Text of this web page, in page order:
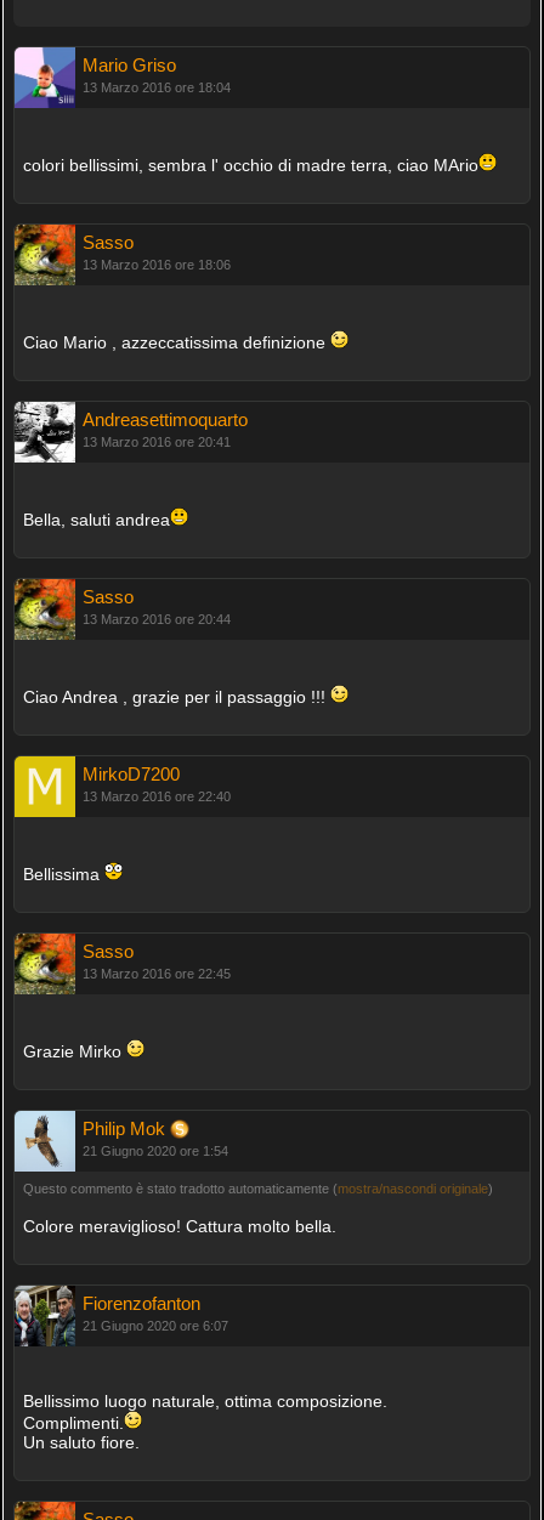
Mario Griso
13 Marzo 2016 ore 18:04
colori bellissimi, sembra l' occhio di madre terra, ciao MArio
Sasso
13 Marzo 2016 ore 18:06
Ciao Mario , azzeccatissima definizione
Andreasettimoquarto
13 Marzo 2016 ore 20:41
Bella, saluti andrea
Sasso
13 Marzo 2016 ore 20:44
Ciao Andrea , grazie per il passaggio !!!
MirkoD7200
13 Marzo 2016 ore 22:40
Bellissima
Sasso
13 Marzo 2016 ore 22:45
Grazie Mirko
Philip Mok
21 Giugno 2020 ore 1:54
Questo commento è stato tradotto automaticamente (mostra/nascondi originale)
Colore meraviglioso! Cattura molto bella.
Fiorenzofanton
21 Giugno 2020 ore 6:07
Bellissimo luogo naturale, ottima composizione.
Complimenti.
Un saluto fiore.